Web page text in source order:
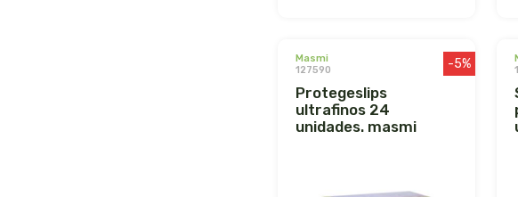
masmi
127590
protegeslips
ultrafinos 24
unidades. masmi
-5%